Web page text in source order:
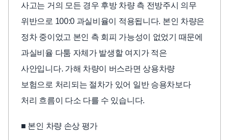
사고는 거의 모든 경우 후방 차량 측 전방주시 의무
위반으로 100:0 과실비율이 적용됩니다. 본인 차량은
정차 중이었고 본인 측 회피 가능성이 없었기 때문에
과실비율 다툼 자체가 발생할 여지가 적은
사안입니다. 가해 차량이 버스라면 상용차량
보험으로 처리되는 절차가 있어 일반 승용차보다
처리 흐름이 다소 다를 수 있습니다.
■ 본인 차량 손상 평가